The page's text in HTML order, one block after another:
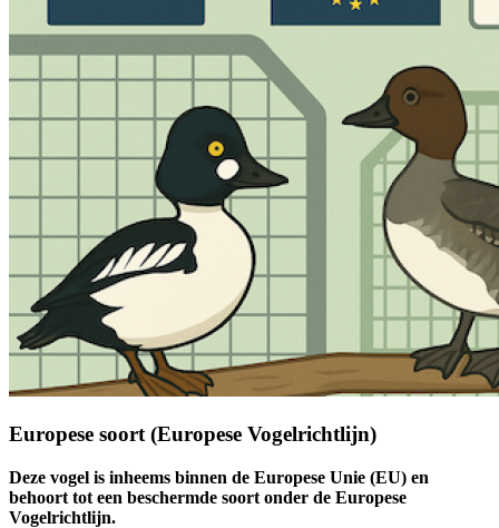
Europese soort (Europese Vogelrichtlijn)
Deze vogel is inheems binnen de Europese Unie (EU) en
behoort tot een beschermde soort onder de Europese
Vogelrichtlijn.